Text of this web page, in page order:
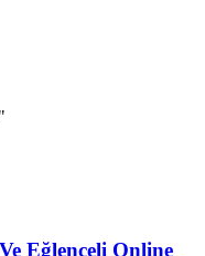
Eğlenceli Online